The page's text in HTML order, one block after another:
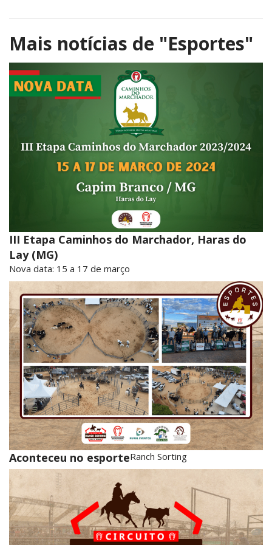
Mais notícias de "Esportes"
III Etapa Caminhos do Marchador, Haras do
Lay (MG)
Nova data: 15 a 17 de março
Aconteceu no esporteRanch Sorting